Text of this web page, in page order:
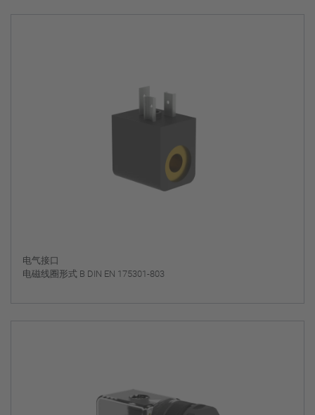
电气接口
电磁线圈形式 B DIN EN 175301-803